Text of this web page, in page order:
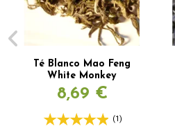
Té Blanco Mao Feng
White Monkey
8,69 €
(1)